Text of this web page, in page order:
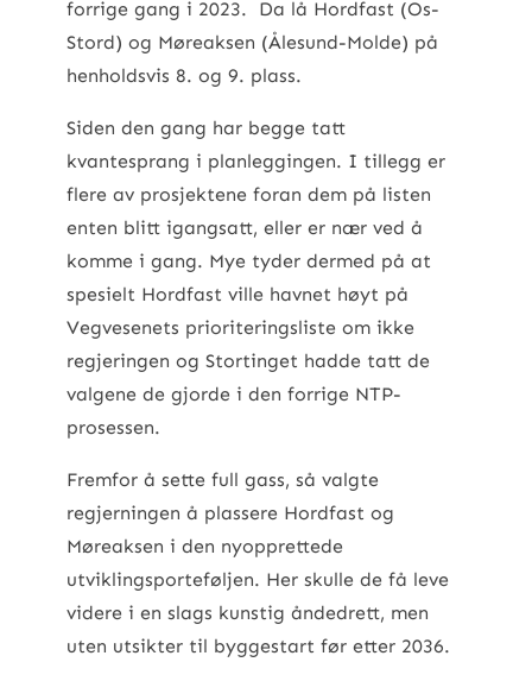
forrige gang i 2023. Da lå Hordfast (Os-
Stord) og Møreaksen (Ålesund-Molde) på
henholdsvis 8. og 9. plass.
Siden den gang har begge tatt
kvantesprang i planleggingen. I tillegg er
flere av prosjektene foran dem på listen
enten blitt igangsatt, eller er nær ved å
komme i gang. Mye tyder dermed på at
spesielt Hordfast ville havnet høyt på
Vegvesenets prioriteringsliste om ikke
regjeringen og Stortinget hadde tatt de
valgene de gjorde i den forrige NTP-
prosessen.
Fremfor å sette full gass, så valgte
regjerningen å plassere Hordfast og
Møreaksen i den nyopprettede
utviklingsporteføljen. Her skulle de få leve
videre i en slags kunstig åndedrett, men
uten utsikter til byggestart før etter 2036.